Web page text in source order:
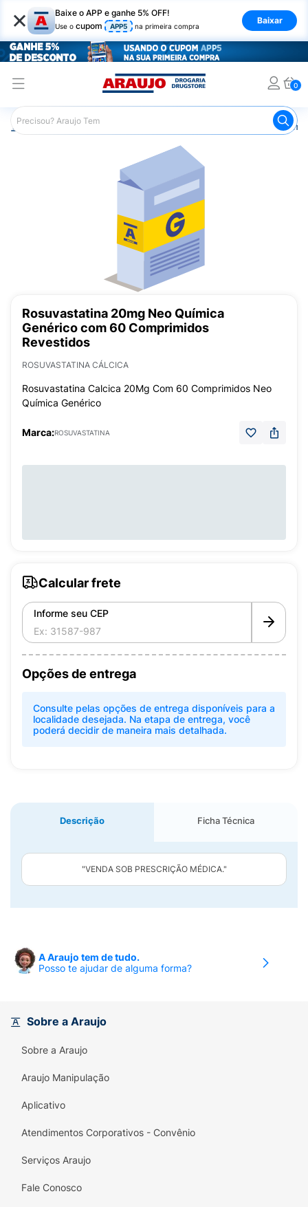
× Baixe o APP e ganhe 5% OFF!
Use o cupom APP5 na primeira compra
Baixar
0
Araujo Medicamentos
Rosuvastatina 20mg Neo Química
Genérico com 60 Comprimidos
Revestidos
ROSUVASTATINA CÁLCICA
Rosuvastatina Calcica 20Mg Com 60 Comprimidos Neo
Química Genérico
Marca:ROSUVASTATINA
Calcular frete
Informe seu CEP
Opções de entrega
Consulte pelas opções de entrega disponíveis para a
localidade desejada. Na etapa de entrega, você
poderá decidir de maneira mais detalhada.
Descrição Ficha Técnica
"VENDA SOB PRESCRIÇÃO MÉDICA."
A Araujo tem de tudo.
Posso te ajudar de alguma forma?
Sobre a Araujo
Sobre a Araujo
Araujo Manipulação
Aplicativo
Atendimentos Corporativos - Convênio
Serviços Araujo
Fale Conosco